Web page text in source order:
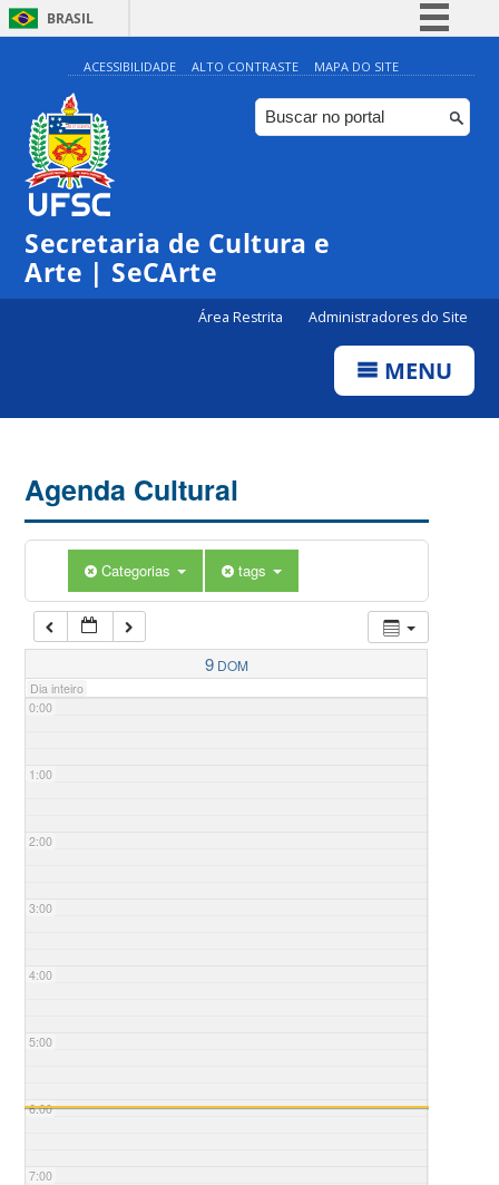
BRASIL
Simplifique!
Comunica BR
Participe
ACESSIBILIDADE ALTO CONTRASTE MAPA DO SITE
Secretaria de Cultura e
Arte | SeCArte
Área Restrita Administradores do Site
MENU
Agenda Cultural
Categorias tags
9 DOM
Dia inteiro
0:00
1:00
2:00
3:00
4:00
5:00
6:00
7:00